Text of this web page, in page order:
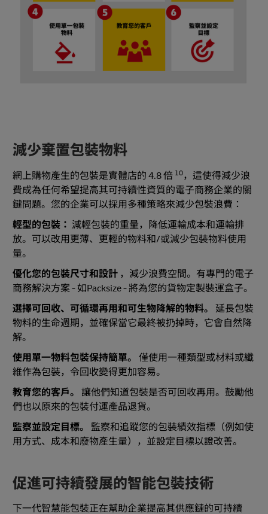
減少棄置包裝物料
網上購物產生的包裝是實體店的 4.8 倍 10，這使得減少浪
費成為任何希望提高其可持續性資質的電子商務企業的關
鍵問題。您的企業可以採用多種策略來減少包裝浪費：
輕型的包裝： 減輕包裝的重量，降低運輸成本和運輸排
放。可以改用更薄、更輕的物料和/或減少包裝物料使用
量。
優化您的包裝尺寸和設計 ，減少浪費空間。有專門的電子
商務解決方案 - 如Packsize - 將為您的貨物定製裝運盒子。
選擇可回收、可循環再用和可生物降解的物料。 延長包裝
物料的生命週期，並確保當它最終被扔掉時，它會自然降
解。
使用單一物料包裝保持簡單。
僅使用一種類型或材料或纖
維作為包裝，令回收變得更加容易。
教育您的客戶。
讓他們知道包裝是否可回收再用。鼓勵他
們也以原來的包裝付運產品退貨。
監察並設定目標。
監察和追蹤您的包裝績效指標（例如使
用方式、成本和廢物產生量），並設定目標以證改善。
促進可持續發展的智能包裝技術
下一代智慧能包裝正在幫助企業提高其供應鏈的可持續